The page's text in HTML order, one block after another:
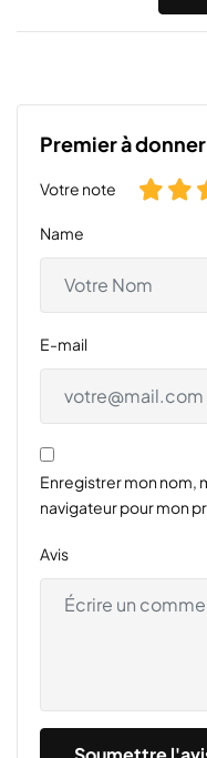
Premier à
Votre note
Name
E-mail
Enregistrer mon nom,
navigateur pour mon
Avis